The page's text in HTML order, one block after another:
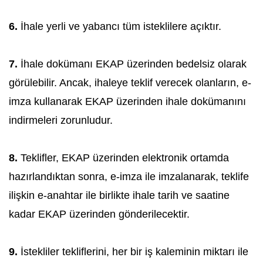
6. İhale yerli ve yabancı tüm isteklilere açıktır.
7. İhale dokümanı EKAP üzerinden bedelsiz olarak
görülebilir. Ancak, ihaleye teklif verecek olanların, e-
imza kullanarak EKAP üzerinden ihale dokümanını
indirmeleri zorunludur.
8. Teklifler, EKAP üzerinden elektronik ortamda
hazırlandıktan sonra, e-imza ile imzalanarak, teklife
ilişkin e-anahtar ile birlikte ihale tarih ve saatine
kadar EKAP üzerinden gönderilecektir.
9. İstekliler tekliflerini, her bir iş kaleminin miktarı ile